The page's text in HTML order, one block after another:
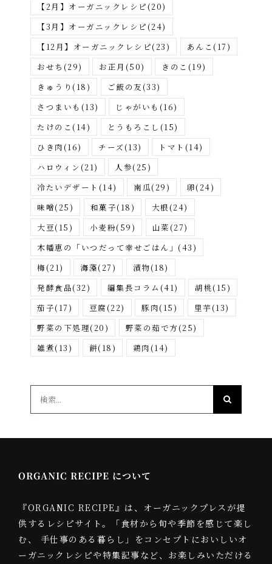
が
す
【2月】オーガニックレシピ(20)
【3月】オーガニックレシピ(24)
【12月】オーガニックレシピ(23) あんこ(17)
おせち (29) お正月 (50) きのこ (19)
きゅうり (18) ご飯の友(33)
さつまいも (13) じゃがいも (16)
たけのこ(14) とうもろこし (15)
ひき肉(16) チーズ(13) トマト (14)
ハロウィン(21) 人参(25)
冷たいデザート (14) 南瓜(29) 卵(24)
味噌(25) 和菓子(18) 大根(24)
大豆(15) 小麦粉(59) 山菜(27)
木幡恵の「いつだって幸せごはん」 (43)
梅(21) 海藻(27) 漬物(18)
発酵食品(32) 編集長コラム (41) 胡桃(15)
茄子(17) 豆腐(22) 豚肉(15) 里芋(13)
野菜の下処理(20) 野菜の茹で方(25)
雑煮(13) 餅(18) 鶏肉(14)
ORGANIC RECIPE について
『ORGANIC RECIPE』は、オーガニックプレスが提
供するレシピサイト。「食材から旬や季節を感じて楽し
む、 手仕事のある暮らし」をコンセプトにおいしいオ
ーガニックレシピや特集記事など、お楽しみいただける